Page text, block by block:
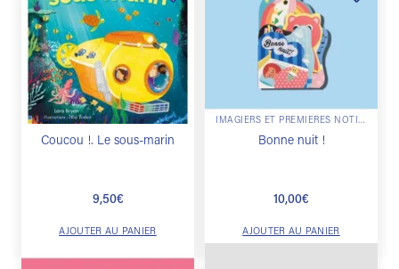
Ajouter
à la
liste de
souhaits
IMAGIERS ET PREMIÈRES NOTIONS
Coucou !. Le sous-marin
9,50€
AJOUTER AU PANIER
IMAGIERS ET PREMIÈRES NOTIONS
Bonne nuit !
10,00€
AJOUTER AU PANIER